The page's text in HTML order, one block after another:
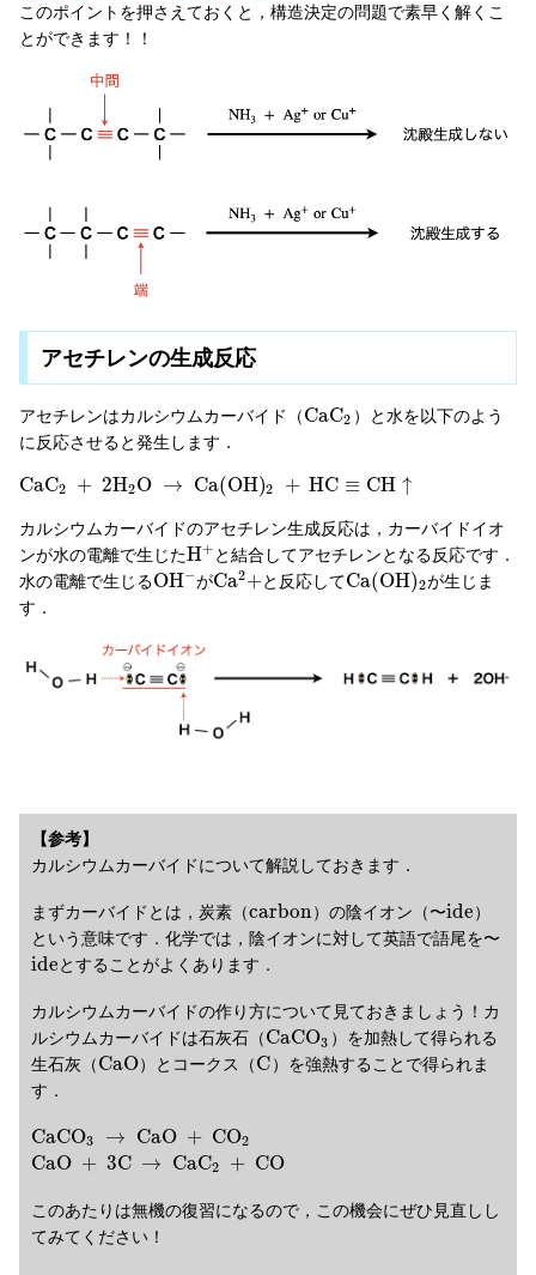
このポイントを押さえておくと，構造決定の問題で素早く解くこ
とができます！！
アセチレンの生成反応
アセチレンはカルシウムカーバイド（CaC2 ）と水を以下のよう
に反応させると発生します．
CaC2 + 2H2O → Ca(OH)2 + HC ≡ CH ↑
カルシウムカーバイドのアセチレン生成反応は，カーバイドイオ
ンが水の電離で生じたH+ と結合してアセチレンとなる反応です．
水の電離で生じるOH−がCa2+と反応してCa(OH)2が生じま
す．
【参考】
カルシウムカーバイドについて解説しておきます．
まずカーバイドとは，炭素（carbon）の陰イオン（〜ide）
という意味です．化学では，陰イオンに対して英語で語尾を〜
ideとすることがよくあります．
カルシウムカーバイドの作り方について見ておきましょう！カ
ルシウムカーバイドは石灰石（CaCO3 ）を加熱して得られる
生石灰（CaO）とコークス（C）を強熱することで得られま
す．
CaCO3 → CaO + CO2
CaO + 3C → CaC2 + CO
このあたりは無機の復習になるので，この機会にぜひ見直しし
てみてください！